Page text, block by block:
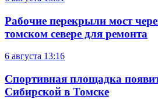
Рабочие перекрыли мост
томском севере для ремонта
6 августа 13:16
Спортивная площадка
Сибирской в Томске